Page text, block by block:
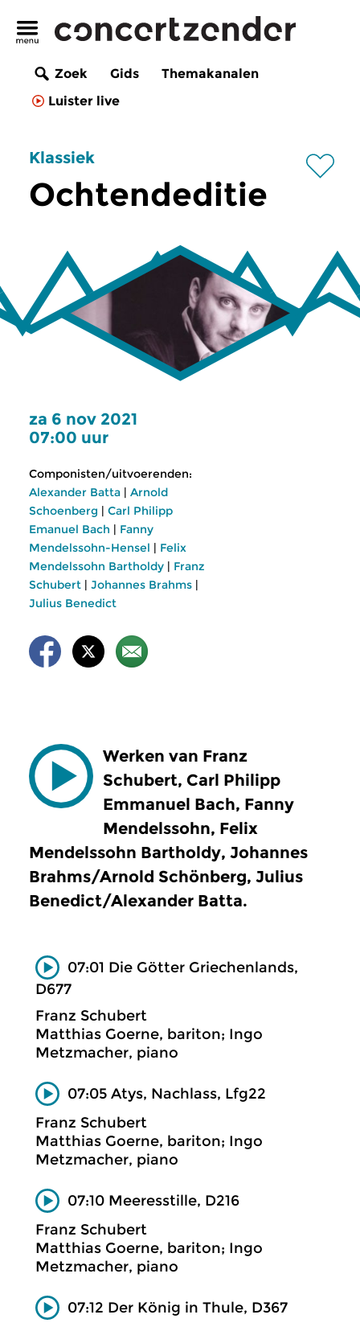
Zoek Gids
Themakanalen
Luister live
Klassiek
Ochtendeditie
za 6 nov 2021
07:00 uur
Componisten/uitvoerenden:
Alexander Batta | Arnold
Schoenberg | Carl Philipp
Emanuel Bach | Fanny
Mendelssohn-Hensel | Felix
Mendelssohn Bartholdy | Franz
Schubert | Johannes Brahms |
Julius Benedict
Werken van Franz
Schubert, Carl Philipp
Emmanuel Bach, Fanny
Mendelssohn, Felix
Mendelssohn Bartholdy, Johannes
Brahms/Arnold Schönberg, Julius
Benedict/Alexander Batta.
07:01 Die Götter Griechenlands,
D677
Franz Schubert
Matthias Goerne, bariton; Ingo
Metzmacher, piano
07:05 Atys, Nachlass, Lfg22
Franz Schubert
Matthias Goerne, bariton; Ingo
Metzmacher, piano
07:10 Meeresstille, D216
Franz Schubert
Matthias Goerne, bariton; Ingo
Metzmacher, piano
07:12 Der König in Thule, D367